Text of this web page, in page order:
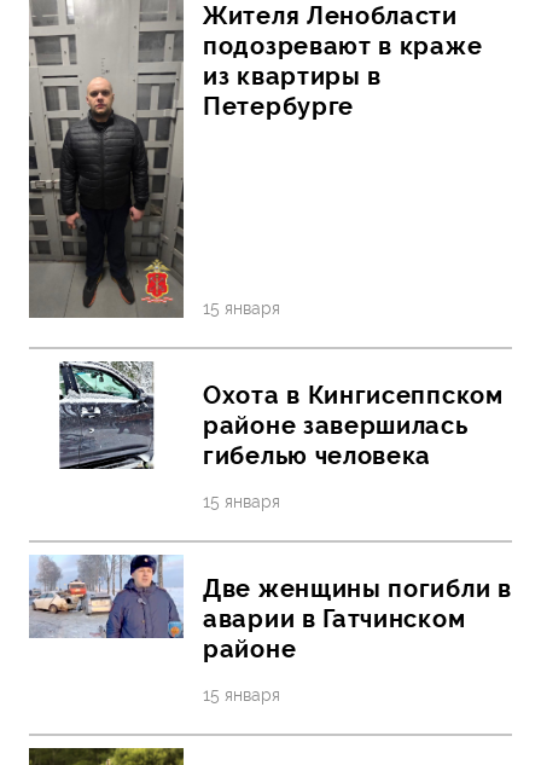
Жителя Ленобласти
подозревают в краже
из квартиры в
Петербурге
15 января
Охота в Кингисеппском
районе завершилась
гибелью человека
15 января
Две женщины погибли в
аварии в Гатчинском
районе
15 января